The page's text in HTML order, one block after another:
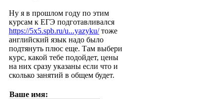
Ну я в прошлом году по этим
курсам к ЕГЭ подготавливался
https://5x5.spb.ru/u...yazyku/тоже
английский язык надо было
подтянуть плюс еще. Там выбери
курс, какой тебе подойдет, цены
на них сразу указаны если что и
сколько занятий в общем будет.
Ваше имя: